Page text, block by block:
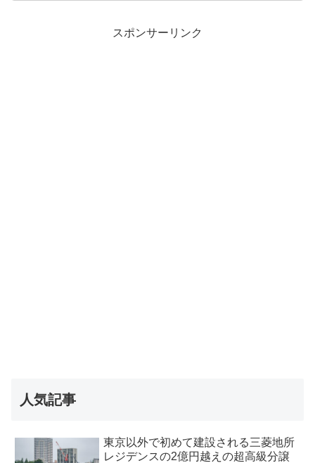
スポンサーリンク
人気記事
東京以外で初めて建設される三菱地所
レジデンスの2億円越えの超高級分譲